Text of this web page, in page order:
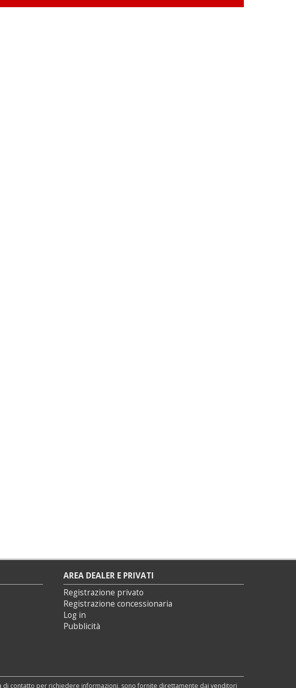
AREA DEALER E PRIVATI
Registrazione privato
Registrazione concessionaria
Log in
Pubblicità
contatto per richiedere informazioni, sono fornite direttamente dai venditori